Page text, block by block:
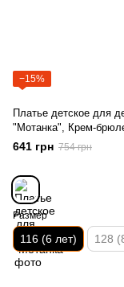
−15%
Платье детское для
"Мотанка", Крем-
лет)
641 грн 754 грн
Размер
116 (6 лет) 128